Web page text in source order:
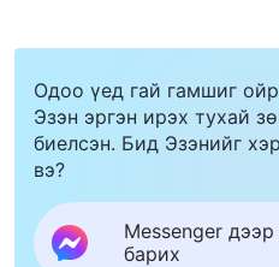
Одоо үед гай гамшиг
Эзэн эргэн ирэх тухай
биелсэн. Бид Эзэнийг
вэ?
Messenger
барих